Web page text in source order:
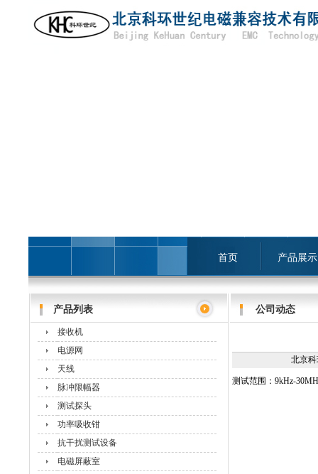
首页 产品展示
产品列表
接收机
电源网
天线
脉冲限幅器
测试探头
功率吸收钳
抗干扰测试设备
电磁屏蔽室
公司动态
北京
测试范围：9kHz-